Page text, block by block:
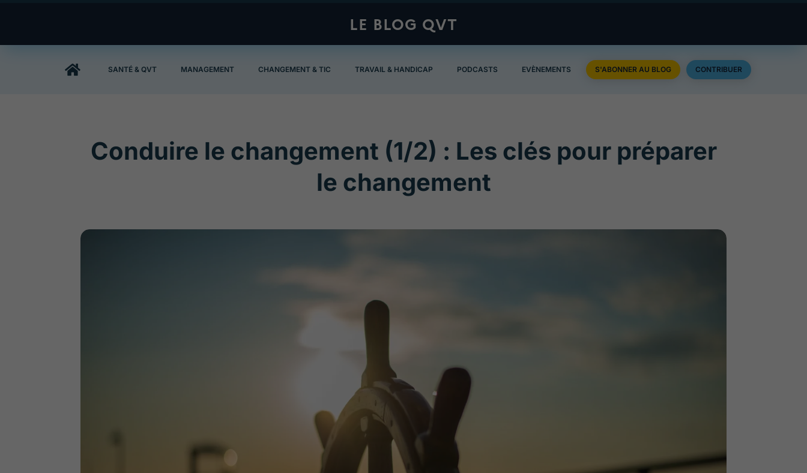
LE BLOG QVT
 SANTÉ & QVT MANAGEMENT CHANGEMENT & TIC TRAVAIL & HANDICAP PODCASTS EVÈNEMENTS S'ABONNER AU BLOG CONTRIBUER
Conduire le changement (1/2) : Les clés pour préparer
le changement